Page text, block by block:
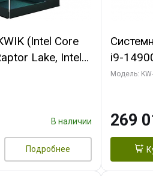
(Intel Core
Lake, Intel
ГБ ОЗУ (2
SSD)
В наличии
Подробнее
i9-
C24
256bit
Модель:
269